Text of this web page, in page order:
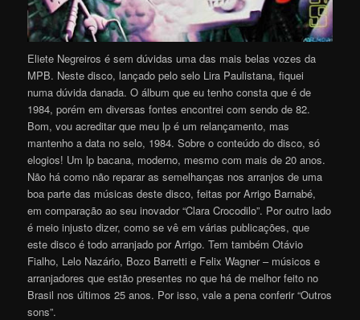
Eliete Negreiros é sem dúvidas uma das mais belas vozes da
MPB. Neste disco, lançado pelo selo Lira Paulistana, fiquei
numa dúvida danada. O álbum que eu tenho consta que é de
1984, porém em diversas fontes encontrei com sendo de 82.
Bom, vou acreditar que meu lp é um relançamento, mas
mantenho a data no selo, 1984. Sobre o conteúdo do disco, só
elogios! Um lp bacana, moderno, mesmo com mais de 20 anos.
Não há como não reparar as semelhanças nos arranjos de uma
boa parte das músicas deste disco, feitas por Arrigo Barnabé,
em comparação ao seu inovador “Clara Crocodilo”. Por outro lado
é meio injusto dizer, como se vê em várias publicações, que
este disco é todo arranjado por Arrigo. Tem também Otávio
Fialho, Lelo Nazário, Bozo Barretti e Felix Wagner – músicos e
arranjadores que estão presentes no que há de melhor feito no
Brasil nos últimos 25 anos. Por isso, vale a pena conferir “Outros
sons”.